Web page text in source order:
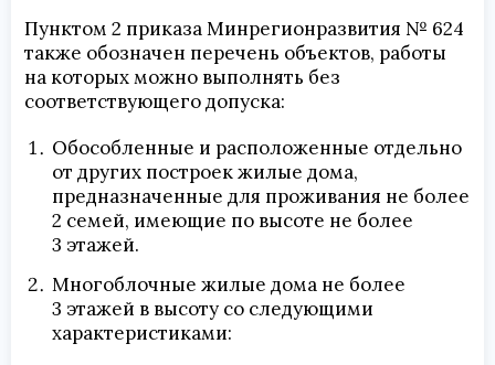
Пунктом 2 приказа Минрегионразвития № 624
также обозначен перечень объектов, работы
на которых можно выполнять без
соответствующего допуска:
Обособленные и расположенные отдельно
от других построек жилые дома,
предназначенные для проживания не более
2 семей, имеющие по высоте не более
3 этажей.
Многоблочные жилые дома не более
3 этажей в высоту со следующими
характеристиками: